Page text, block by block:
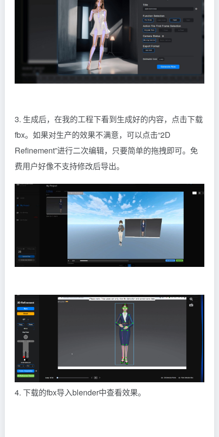
3. 生成后，在我的工程下看到生成好的内容，点击下载
fbx。如果对生产的效果不满意，可以点击“2D
Refinement”进行二次编辑，只要简单的拖拽即可。免
费用户好像不支持修改后导出。
4. 下载的fbx导入blender中查看效果。